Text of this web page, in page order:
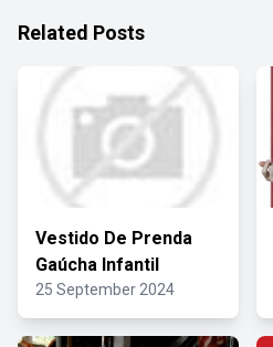
Related Posts
Vestido De Prenda
Gaúcha Infantil
25 September 2024